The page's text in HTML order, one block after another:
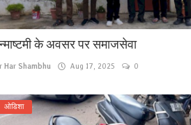
के अवसर पर समाजसेवा
Har Shambhu Aug 17, 2025 0
ओडिशा